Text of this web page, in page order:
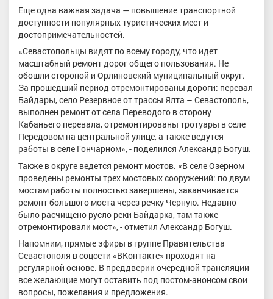
Еще одна важная задача — повышение транспортной
доступности популярных туристических мест и
достопримечательностей.
«Севастопольцы видят по всему городу, что идет
масштабный ремонт дорог общего пользования. Не
обошли стороной и Орлиновский муниципальный округ.
За прошедший период отремонтированы дороги: перевал
Байдары, село Резервное от трассы Ялта – Севастополь,
выполнен ремонт от села Переводого в сторону
Кабаньего перевала, отремонтированы тротуары в селе
Передовом на центральной улице, а также ведутся
работы в селе Гончарном», - поделился Александр Богуш.
Также в округе ведется ремонт мостов. «В селе Озерном
проведены ремонты трех мостовых сооружений: по двум
мостам работы полностью завершены, заканчивается
ремонт большого моста через речку Черную. Недавно
было расчищено русло реки Байдарка, там также
отремонтировали мост», - отметил Александр Богуш.
Напомним, прямые эфиры в группе Правительства
Севастополя в соцсети «ВКонтакте» проходят на
регулярной основе. В преддверии очередной трансляции
все желающие могут оставить под постом-анонсом свои
вопросы, пожелания и предложения.